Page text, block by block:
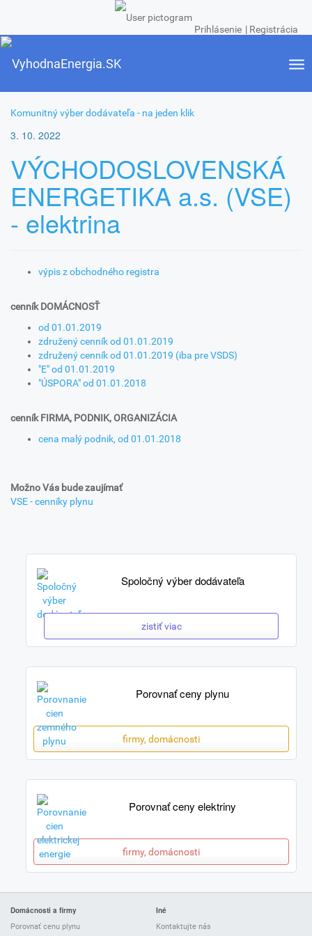
Prihlásenie | Registrácia
Toggle
Komunitný výber dodávateľa - na jeden klik
3. 10. 2022
VÝCHODOSLOVENSKÁ
ENERGETIKA a.s. (VSE)
- elektrina
výpis z obchodného registra
cenník DOMÁCNOSŤ
od 01.01.2019
združený cenník od 01.01.2019
združený cenník od 01.01.2019 (iba pre VSDS)
"E" od 01.01.2019
"ÚSPORA" od 01.01.2018
cenník FIRMA, PODNIK, ORGANIZÁCIA
cena malý podnik, od 01.01.2018
Možno Vás bude zaujímať
VSE - cenníky plynu
Spoločný výber dodávateľa
zistiť viac
Porovnať ceny plynu
firmy, domácnosti
Porovnať ceny elektriny
firmy, domácnosti
Domácnosti a firmy
Porovnať cenu plynu
Iné
Kontaktujte nás